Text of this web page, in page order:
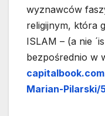
wyznawców
religijnym, która
ISLAM – (a nie
bezpośrednio w
Marian-Pilarski/